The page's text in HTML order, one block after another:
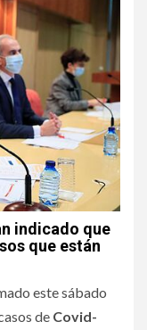
indicado que
que están
este sábado
de Covid-